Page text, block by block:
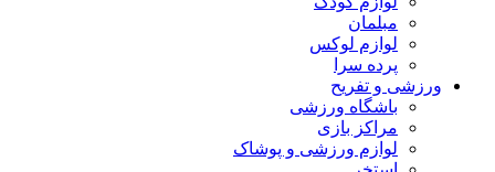
مبلمان
لوازم لوکس
پرده سرا
ورزشی و تفریح
باشگاه ورزشی
مراکز بازی
لوازم ورزشی و پوشاک